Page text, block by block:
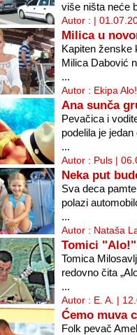
više ništa neće
Autor : |
Milica u
Kapiten ženske
Milica Dabović
...
Autor : Ekipa
Ana sunča
Pevačica i
podelila je
...
Autor : Puls |
Neka put
Sva deca
polazi
...
Autor : Nataša
Tomici
Tomica
redovno čita
...
Autor : E. A. |
Ćemo muva
Folk pevač